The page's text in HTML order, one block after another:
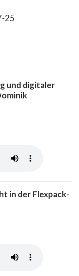
25
und digitaler
in der Flexpack-